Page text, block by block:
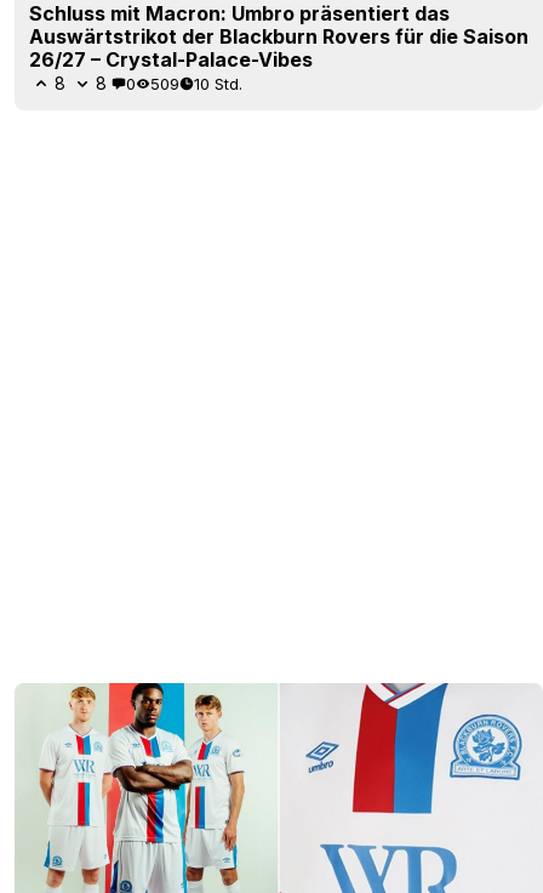
Schluss mit Macron: Umbro präsentiert das
Auswärtstrikot der Blackburn Rovers für die Saison
26/27 – Crystal-Palace-Vibes
8 8 0 509 10 Std.